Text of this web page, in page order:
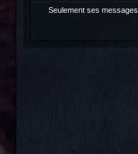
Seulement ses messages